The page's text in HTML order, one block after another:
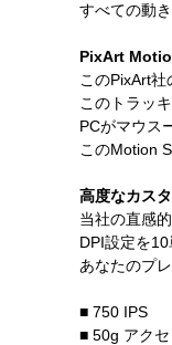
すべての動
PixArt
このPixArt
このトラッ
PCがマウス
このMotion
高度なカス
当社の直感
DPI設定を
あなたのプ
■ 750 IPS
■ 50g アク